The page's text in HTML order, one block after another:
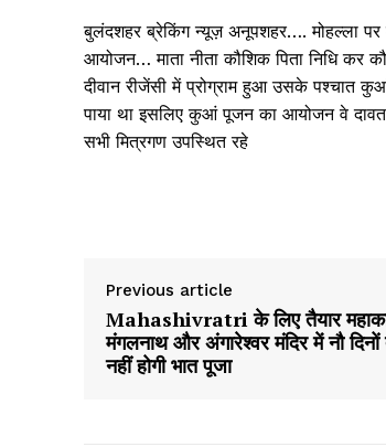
बुलंदशहर ब्रेकिंग न्यूज़ अनूपशहर…. मोहल्ला
आयोजन… माता नीता कौशिक पिता निधि कर
दीवान रीजेंसी में प्रोग्राम हुआ उसके पश्चात
पाया था इसलिए कुआं पूजन का आयोजन वे
सभी मित्रगण उपस्थित रहे
Previous article
Mahashivratri के लिए तैयार
मंगलनाथ और अंगारेश्वर मंदिर में नौ
नहीं होगी भात पूजा